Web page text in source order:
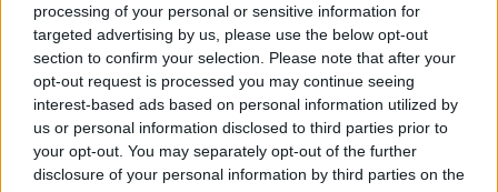
processing of your personal or sensitive information for
targeted advertising by us, please use the below opt-out
section to confirm your selection. Please note that after your
opt-out request is processed you may continue seeing
interest-based ads based on personal information utilized by
us or personal information disclosed to third parties prior to
your opt-out. You may separately opt-out of the further
disclosure of your personal information by third parties on the